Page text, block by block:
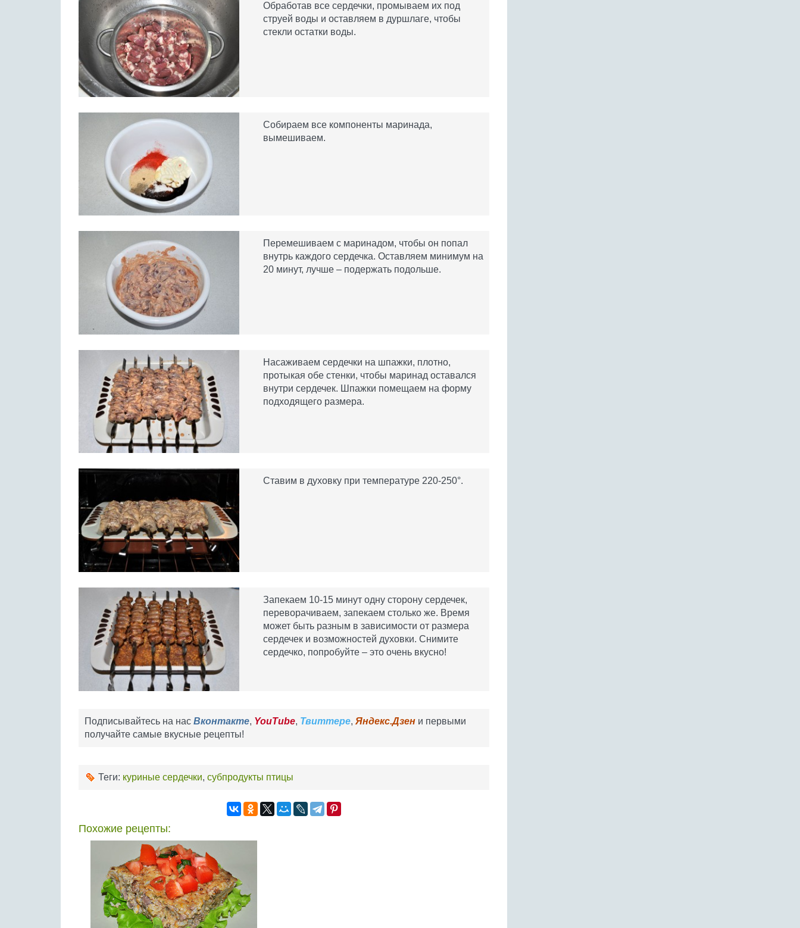
Обработав все сердечки, промываем их под
струей воды и оставляем в дуршлаге, чтобы
стекли остатки воды.
Собираем все компоненты маринада,
вымешиваем.
Перемешиваем с маринадом, чтобы он попал
внутрь каждого сердечка. Оставляем минимум на
20 минут, лучше – подержать подольше.
Насаживаем сердечки на шпажки, плотно,
протыкая обе стенки, чтобы маринад оставался
внутри сердечек. Шпажки помещаем на форму
подходящего размера.
Ставим в духовку при температуре 220-250°.
Запекаем 10-15 минут одну сторону сердечек,
переворачиваем, запекаем столько же. Время
может быть разным в зависимости от размера
сердечек и возможностей духовки. Снимите
сердечко, попробуйте – это очень вкусно!
Подписывайтесь на нас Вконтакте, YouTube, Твиттере, Яндекс.Дзен и первыми
получайте самые вкусные рецепты!
Теги: куриные сердечки, субпродукты птицы
Похожие рецепты: